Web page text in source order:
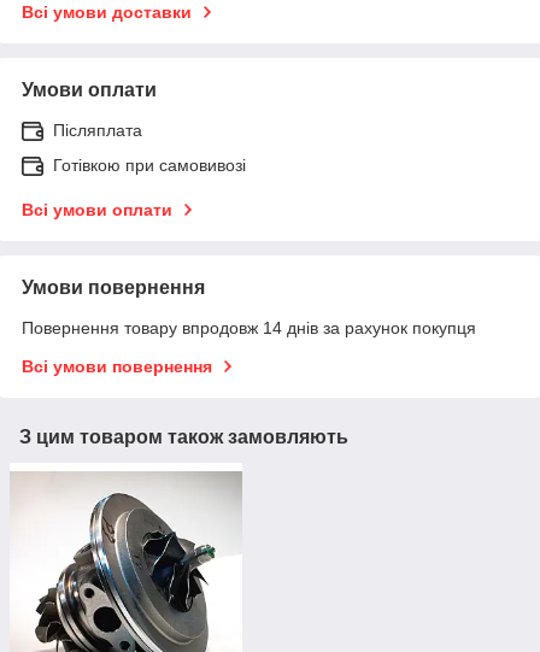
Всі умови доставки
Умови оплати
Післяплата
Готівкою при самовивозі
Всі умови оплати
Умови повернення
Повернення товару впродовж 14 днів за рахунок покупця
Всі умови повернення
З цим товаром також замовляють